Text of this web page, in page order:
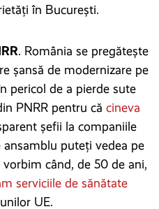
în București.
. România se pregătește
șansă de modernizare pe
pericol de a pierde sute
PNRR pentru că cineva
șefii la companiile
puteți vedea pe
vorbim când, de 50 de ani,
serviciile de sănătate
UE.